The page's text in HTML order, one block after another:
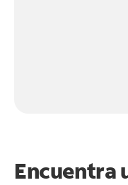
Encuentra